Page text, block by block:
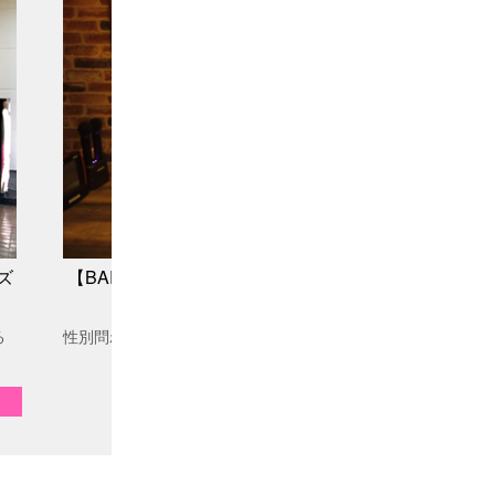
【BAR 魔の巣】美味しいお酒と料理、そして会話を
性別問わず気軽に飲める BAR 魔の巣を｢ドーン !!｣とご紹介